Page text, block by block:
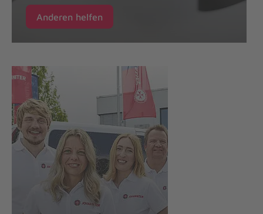
Anderen helfen